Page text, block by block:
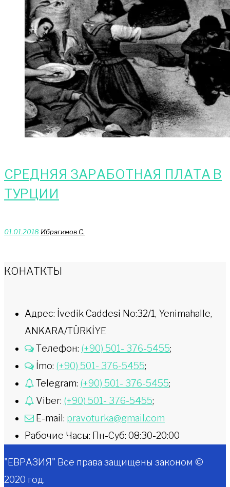
СРЕДНЯЯ ЗАРАБОТНАЯ ПЛАТА В
ТУРЦИИ
01.01.2018 Ибрагимов С.
КОНАТКТЫ
Адрес: İvedik Caddesi No:32/1, Yenimahalle,
ANKARA/TÜRKİYE
Телефон: (+90) 501- 376-5455;
İmo: (+90) 501- 376-5455;
Telegram: (+90) 501- 376-5455;
Viber: (+90) 501- 376-5455;
E-mail: pravoturka@gmail.com
Рабочие Часы: Пн-Суб: 08:30-20:00
"ЕВРАЗИЯ" Все права защищены законом ©
2020 год.